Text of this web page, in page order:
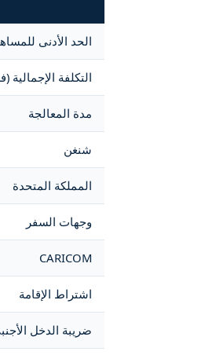
الحد الأدنى
التكلفة الإجمالية
مدة المعالجة
شنغن
المملكة المتحدة
وجهات السفر
CARICOM
اشتراط الإقامة
ضريبة الدخل